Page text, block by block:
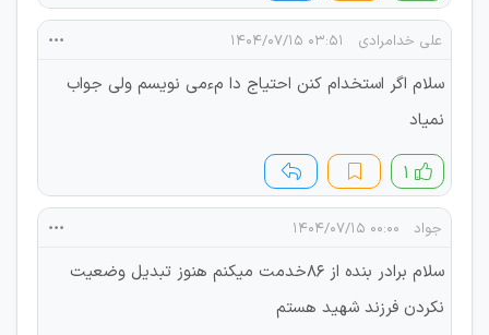
علی خدامرادی ۰۳:۵۱ ۱۴۰۴/۰۷/۱۵
سلام اگر استخدام کنن احتیاج دا مءمی نویسم ولی جواب
نمیاد
۱
جواد ۰۰:۰۰ ۱۴۰۴/۰۷/۱۵
سلام برادر بنده از ۸۶خدمت میکنم هنوز تبدیل وضعیت
نکردن فرزند شهید هستم